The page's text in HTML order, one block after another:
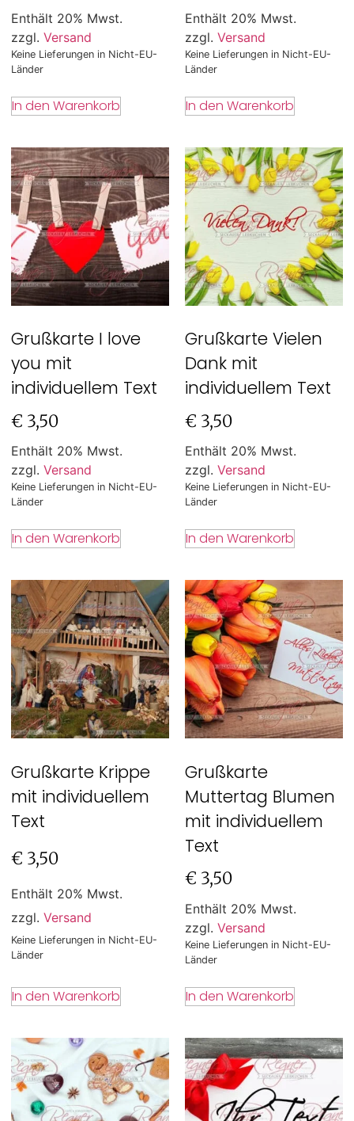
Enthält 20% Mwst.
zzgl. Versand
Keine Lieferungen in Nicht-EU-
Länder
In den Warenkorb
Enthält 20% Mwst.
zzgl. Versand
Keine Lieferungen in Nicht-EU-
Länder
In den Warenkorb
Grußkarte I love
you mit
individuellem Text
€ 3,50
Enthält 20% Mwst.
zzgl. Versand
Keine Lieferungen in Nicht-EU-
Länder
In den Warenkorb
Grußkarte Vielen
Dank mit
individuellem Text
€ 3,50
Enthält 20% Mwst.
zzgl. Versand
Keine Lieferungen in Nicht-EU-
Länder
In den Warenkorb
Grußkarte Krippe
mit individuellem
Text
€ 3,50
Enthält 20% Mwst.
zzgl. Versand
Keine Lieferungen in Nicht-EU-
Länder
In den Warenkorb
Grußkarte
Muttertag Blumen
mit individuellem
Text
€ 3,50
Enthält 20% Mwst.
zzgl. Versand
Keine Lieferungen in Nicht-EU-
Länder
In den Warenkorb